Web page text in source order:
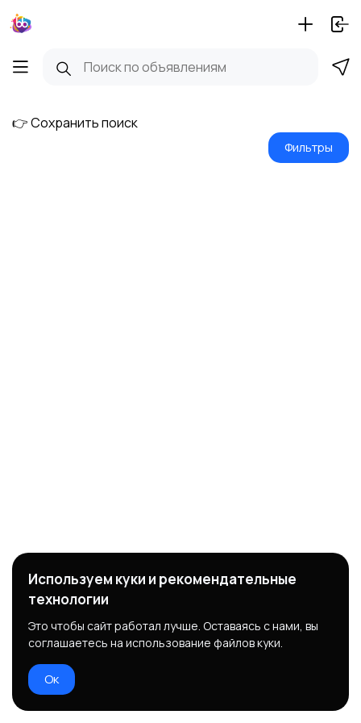
👉 Сохранить поиск
Фильтры
Используем куки и рекомендательные
технологии
Это чтобы сайт работал лучше. Оставаясь с нами, вы
соглашаетесь на использование файлов куки.
Ок